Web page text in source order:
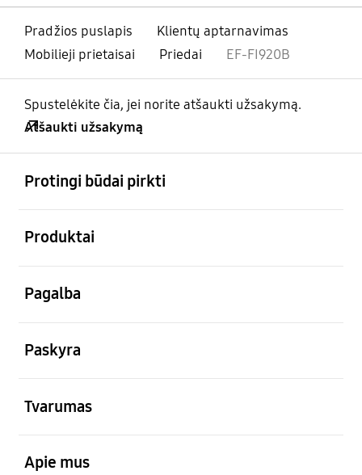
Pradžios puslapis
Klientų aptarnavimas
Mobilieji prietaisai
Priedai EF-FI920B
Spustelėkite čia, jei norite atšaukti užsakymą.
Atšaukti užsakymą
Protingi būdai pirkti
Produktai
Pagalba
Paskyra
Tvarumas
Apie mus